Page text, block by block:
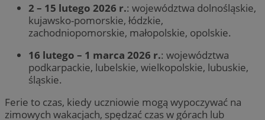
2 – 15 lutego 2026 r.: województwa dolnośląskie,
kujawsko-pomorskie, łódzkie,
zachodniopomorskie, małopolskie, opolskie.
16 lutego – 1 marca 2026 r.: województwa
podkarpackie, lubelskie, wielkopolskie, lubuskie,
śląskie.
Ferie to czas, kiedy uczniowie mogą wypoczywać na
zimowych wakacjach, spędzać czas w górach lub